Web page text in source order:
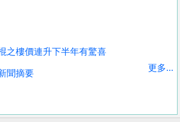
之樓價連升下半年有驚喜
聞摘要
更多...